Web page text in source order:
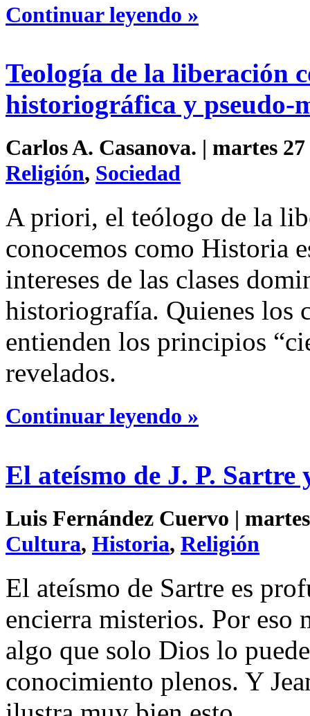
Continuar leyendo »
Teología de la liberación
historiográfica y pseudo-
Carlos A. Casanova. | martes
Religión, Sociedad
A priori, el teólogo de la
conocemos como Historia
intereses de las clases
historiografía. Quienes los
entienden los principios
revelados.
Continuar leyendo »
El ateísmo de J. P. Sartre
Luis Fernández Cuervo |
Cultura, Historia, Religión
El ateísmo de Sartre es
encierra misterios. Por eso
algo que solo Dios lo
conocimiento plenos. Y